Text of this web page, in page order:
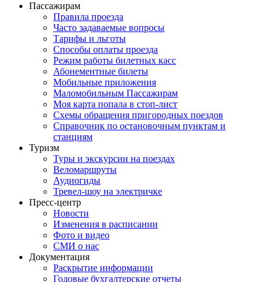
Пассажирам
Правила проезда
Часто задаваемые вопросы
Тарифы и льготы
Способы оплаты проезда
Режим работы билетных касс
Абонементные билеты
Мобильные приложения
Маломобильным Пассажирам
Моя карта попала в стоп-лист
Cхемы обращения пригородных поездов
Справочник по остановочным пунктам и
станциям
Туризм
Туры и экскурсии на поездах
Веломаршруты
Аудиогиды
Тревел-шоу на электричке
Пресс-центр
Новости
Изменения в расписании
Фото и видео
СМИ о нас
Документация
Раскрытие информации
Годовые бухгалтерские отчеты